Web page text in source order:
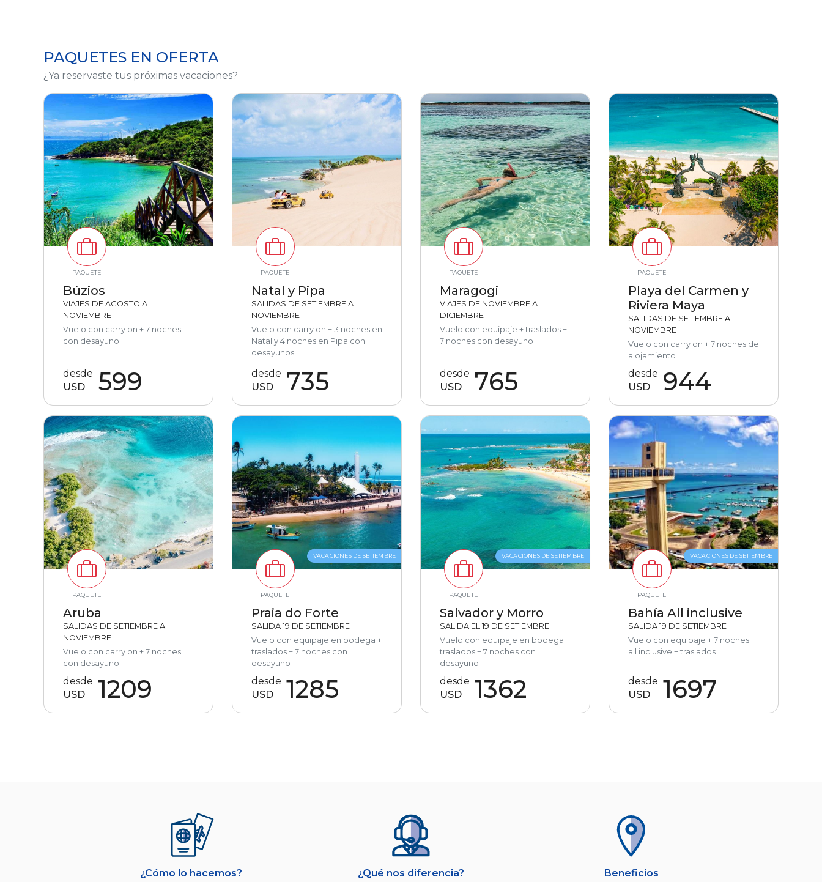
PAQUETES EN OFERTA
¿Ya reservaste tus próximas vacaciones?
PAQUETE
Búzios
VIAJES DE AGOSTO A
NOVIEMBRE
Vuelo con carry on + 7 noches
con desayuno
desde
USD
599
PAQUETE
Natal y Pipa
SALIDAS DE SETIEMBRE A
NOVIEMBRE
Vuelo con carry on + 3 noches en
Natal y 4 noches en Pipa con
desayunos.
desde
USD
735
PAQUETE
Maragogi
VIAJES DE NOVIEMBRE A
DICIEMBRE
Vuelo con equipaje + traslados +
7 noches con desayuno
desde
USD
765
PAQUETE
Playa del Carmen y
Riviera Maya
SALIDAS DE SETIEMBRE A
NOVIEMBRE
Vuelo con carry on + 7 noches de
alojamiento
desde
USD
944
PAQUETE
Aruba
SALIDAS DE SETIEMBRE A
NOVIEMBRE
Vuelo con carry on + 7 noches
con desayuno
desde
USD
1209
PAQUETE
VACACIONES DE SETIEMBRE
Praia do Forte
SALIDA 19 DE SETIEMBRE
Vuelo con equipaje en bodega +
traslados + 7 noches con
desayuno
desde
USD
1285
PAQUETE
VACACIONES DE SETIEMBRE
Salvador y Morro
SALIDA EL 19 DE SETIEMBRE
Vuelo con equipaje en bodega +
traslados + 7 noches con
desayuno
desde
USD
1362
PAQUETE
VACACIONES DE SETIEMBRE
Bahía All inclusive
SALIDA 19 DE SETIEMBRE
Vuelo con equipaje + 7 noches
all inclusive + traslados
desde
USD
1697
¿Cómo lo hacemos? ¿Qué nos diferencia? Beneficios